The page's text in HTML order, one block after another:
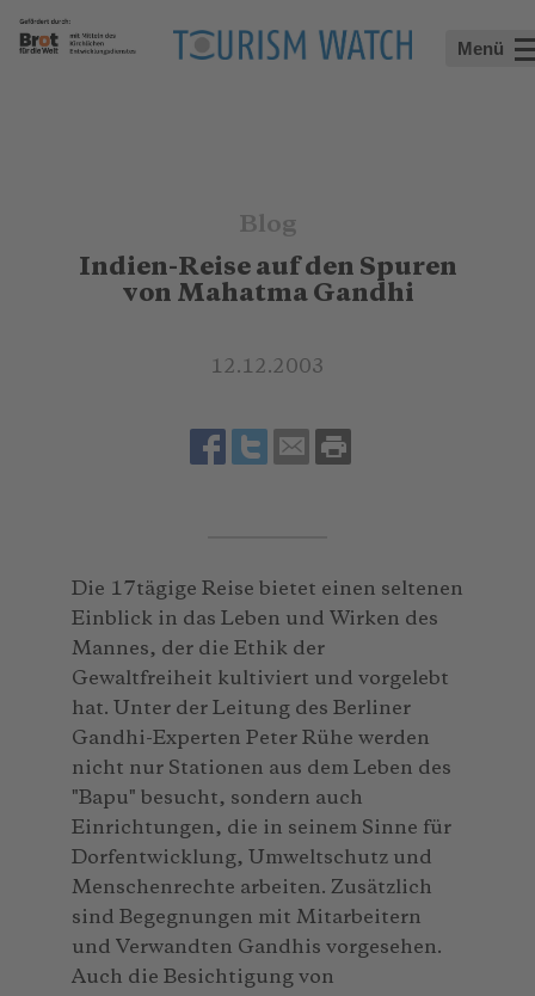
Menü
Blog
Indien-Reise auf den Spuren
von Mahatma Gandhi
12.12.2003
Die 17tägige Reise bietet einen seltenen
Einblick in das Leben und Wirken des
Mannes, der die Ethik der
Gewaltfreiheit kultiviert und vorgelebt
hat. Unter der Leitung des Berliner
Gandhi-Experten Peter Rühe werden
nicht nur Stationen aus dem Leben des
"Bapu" besucht, sondern auch
Einrichtungen, die in seinem Sinne für
Dorfentwicklung, Umweltschutz und
Menschenrechte arbeiten. Zusätzlich
sind Begegnungen mit Mitarbeitern
und Verwandten Gandhis vorgesehen.
Auch die Besichtigung von